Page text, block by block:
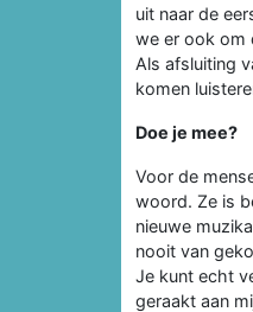
uit naar de
we er ook om
Als afsluiting
komen
Doe je mee?
Voor de
woord. Ze is
nieuwe
nooit van
Je kunt echt
geraakt aan